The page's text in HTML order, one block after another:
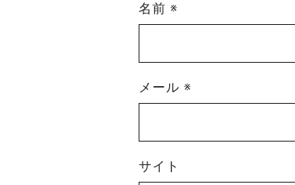
名前※
メール※
サイト